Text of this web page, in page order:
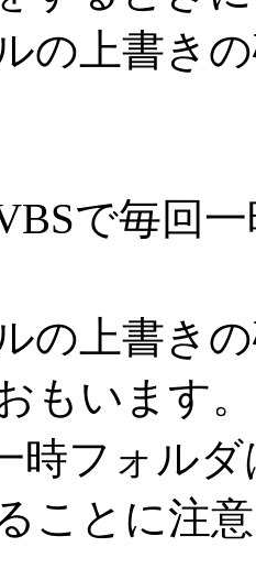
の上書き
で毎回
の上書き
もいます。
時フォル
ことに注